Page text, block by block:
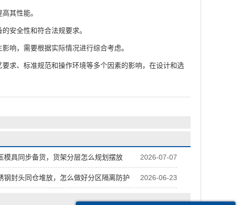
其性能。
安全性和符合法规要求。
，需要根据实际情况进行综合考虑。
求、标准规范和操作环境等多个因素的影响，在设计和选
2026-07-07
模具同步备货，货架分层怎么规划摆放
2026-06-23
钢封头同仓堆放，怎么做好分区隔离防护